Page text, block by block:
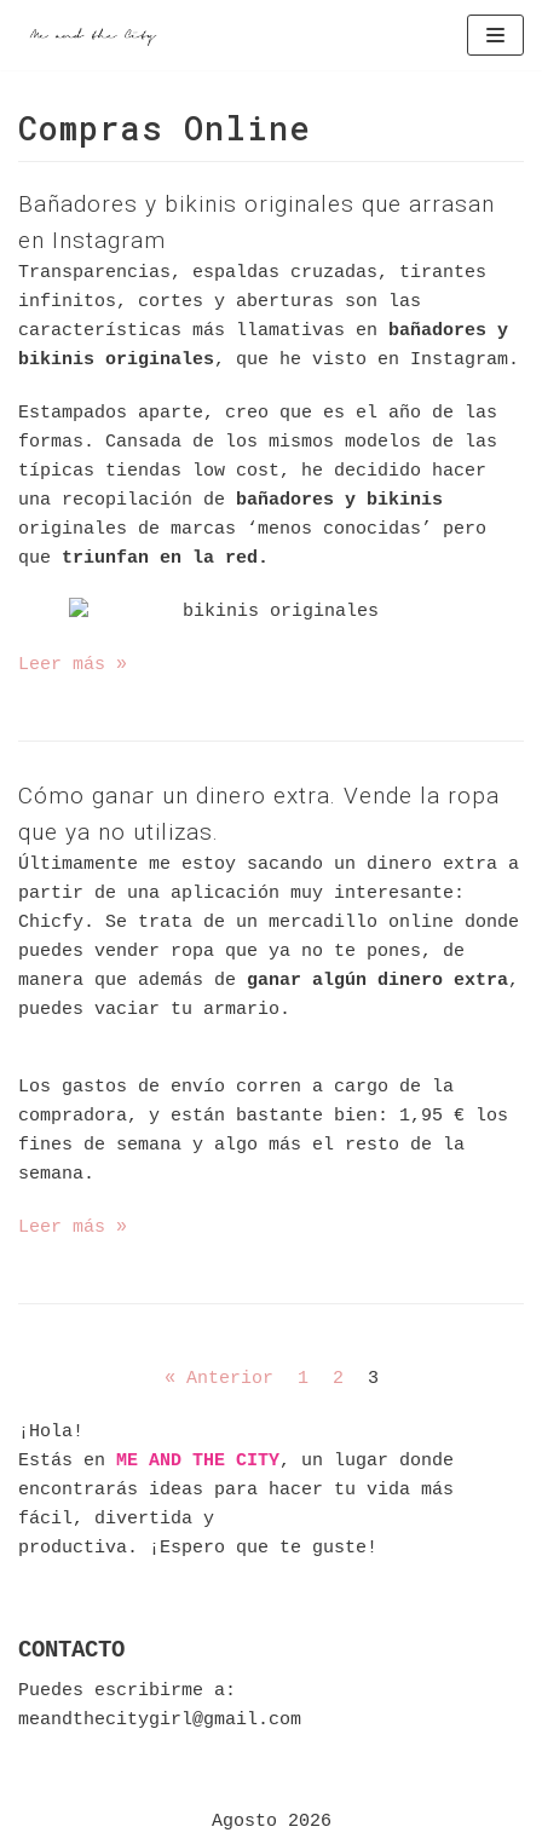
contenido
Compras Online
Bañadores y bikinis originales que arrasan
en Instagram
Transparencias, espaldas cruzadas, tirantes
infinitos, cortes y aberturas son las
características más llamativas en bañadores y
bikinis originales, que he visto en Instagram.
Estampados aparte, creo que es el año de las
formas. Cansada de los mismos modelos de las
típicas tiendas low cost, he decidido hacer
una recopilación de bañadores y bikinis
originales de marcas ‘menos conocidas’ pero
que triunfan en la red.
Leer más »
Cómo ganar un dinero extra. Vende la ropa
que ya no utilizas.
Últimamente me estoy sacando un dinero extra a
partir de una aplicación muy interesante:
Chicfy. Se trata de un mercadillo online donde
puedes vender ropa que ya no te pones, de
manera que además de ganar algún dinero extra,
puedes vaciar tu armario.
Los gastos de envío corren a cargo de la
compradora, y están bastante bien: 1,95 € los
fines de semana y algo más el resto de la
semana.
Leer más »
« Anterior 1 2 3
¡Hola!
Estás en ME AND THE CITY, un lugar donde
encontrarás ideas para hacer tu vida más
fácil, divertida y
productiva. ¡Espero que te guste!
CONTACTO
Puedes escribirme a:
meandthecitygirl@gmail.com
Agosto 2026